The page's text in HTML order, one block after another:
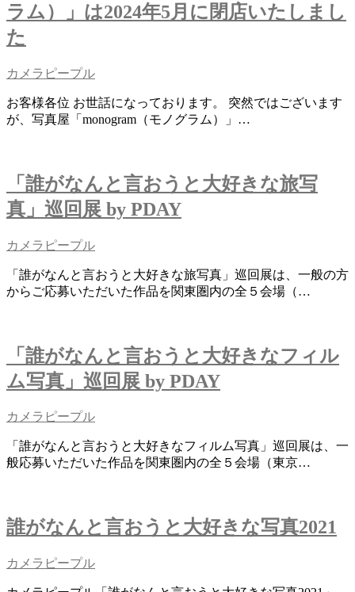
ラム）」は2024年5月に閉店いたしまし
た
カメラピープル
お客様各位 お世話になっております。 突然ではございます
が、写真屋「monogram（モノグラム）」…
「誰がなんと言おうと大好きな旅写
真」巡回展 by PDAY
カメラピープル
「誰がなんと言おうと大好きな旅写真」巡回展は、一般の方
からご応募いただいた作品を関東圏内の全５会場（…
「誰がなんと言おうと大好きなフィル
ム写真」巡回展 by PDAY
カメラピープル
「誰がなんと言おうと大好きなフィルム写真」巡回展は、一
般応募いただいた作品を関東圏内の全５会場（東京…
誰がなんと言おうと大好きな写真2021
カメラピープル